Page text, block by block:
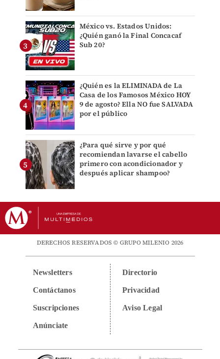
México vs. Estados Unidos:
¿Quién ganó la Final Concacaf
Sub 20?
¿Quién es la ELIMINADA de La
Casa de los Famosos México HOY
9 de agosto? Ella NO fue SALVADA
por el público
¿Para qué sirve y por qué
recomiendan lavarse el cabello
primero con acondicionador y
después aplicar shampoo?
DERECHOS RESERVADOS © GRUPO MILENIO 2026
Newsletters
Contáctanos
Suscripciones
Anúnciate
Directorio
Privacidad
Aviso Legal